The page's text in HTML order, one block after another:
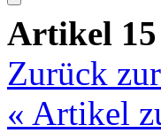
Artikel 15
Zurück
« Artikel